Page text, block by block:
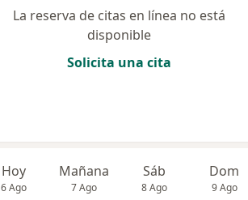
La reserva de citas en línea no está
disponible
Solicita una cita
Hoy
6 Ago
Mañana
7 Ago
Sáb
8 Ago
Dom
9 Ago